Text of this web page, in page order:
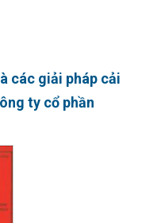
các giải pháp cải
ty cổ phần